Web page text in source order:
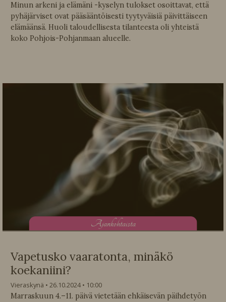
Minun arkeni ja elämäni -kyselyn tulokset osoittavat, että
pyhäjärviset ovat pääsääntöisesti tyytyväisiä päivittäiseen
elämäänsä. Huoli taloudellisesta tilanteesta oli yhteistä
koko Pohjois-Pohjanmaan alueelle.
Ajankohtaista
Vapetusko vaaratonta, minäkö
koekaniini?
Vieraskynä 26.10.2024
10:00
Marraskuun 4.–11. päivä vietetään ehkäisevän päihdetyön